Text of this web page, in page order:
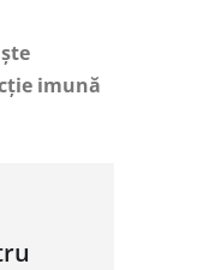
imună